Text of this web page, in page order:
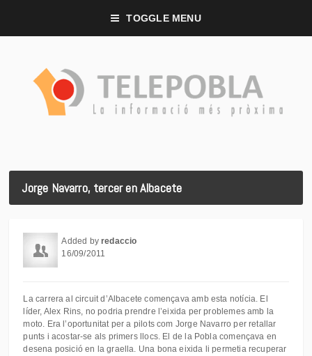
TOGGLE MENU
Jorge Navarro, tercer en Albacete
Added byredaccio
16/09/2011
La carrera al circuit d’Albacete començava amb esta notícia. El
líder, Alex Rins, no podria prendre l’eixida per problemes amb la
moto. Era l’oportunitat per a pilots com Jorge Navarro per retallar
punts i acostar-se als primers llocs. El de la Pobla començava en
desena posició en la graella. Una bona eixida li permetia recuperar